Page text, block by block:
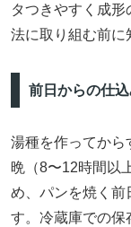
タつきやすく成
法に取り組む前に
前日からの仕
湯種を作ってから
晩（8〜12時間以
め、パンを焼く前
す。冷蔵庫での保